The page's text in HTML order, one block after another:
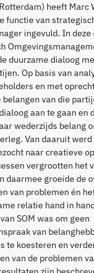
heeft Marc
functie van
ingevuld. In deze
duurzame dialoog
Op basis van
en met
van die
aan te gaan en
wederzijds belang
Van daaruit werd
naar creatieve
vergrootten het
daarmee groeide de
van problemen én
relatie hand in
SOM was om geen
van
te koesteren en
van de problemen